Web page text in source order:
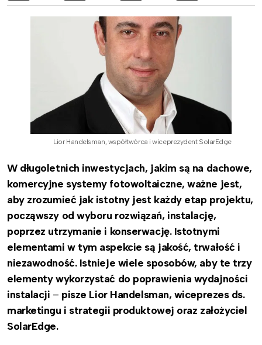
Lior Handelsman, współtwórca i wiceprezydent SolarEdge
W długoletnich inwestycjach, jakim są na dachowe,
komercyjne systemy fotowoltaiczne, ważne jest,
aby zrozumieć jak istotny jest każdy etap projektu,
począwszy od wyboru rozwiązań, instalację,
poprzez utrzymanie i konserwację. Istotnymi
elementami w tym aspekcie są jakość, trwałość i
niezawodność. Istnieje wiele sposobów, aby te trzy
elementy wykorzystać do poprawienia wydajności
instalacji – pisze Lior Handelsman, wiceprezes ds.
marketingu i strategii produktowej oraz założyciel
SolarEdge.